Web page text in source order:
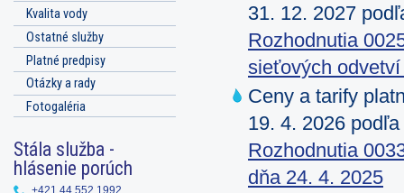
31. 12. 2027
Rozhodnutia
sieťových
Ceny a tarify
19. 4. 2026 podľa
Rozhodnutia
dňa 24. 4. 2025
Kvalita vody
Ostatné služby
Platné predpisy
Otázky a rady
Fotogaléria
Stála služba -
hlásenie porúch